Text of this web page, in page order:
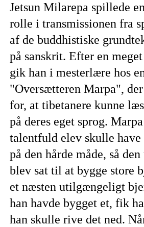
Jetsun Milarepa spillede
rolle i transmissionen fra
af de buddhistiske
på sanskrit. Efter en
gik han i mesterlære hos
"Oversætteren Marpa",
for, at tibetanere kunne
på deres eget sprog.
talentfuld elev skulle have
på den hårde måde, så
blev sat til at bygge store
et næsten utilgængeligt
han havde bygget et, fik
han skulle rive det ned.